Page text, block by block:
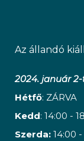
Az állandó
2024. január
Hétfő: ZÁRVA
Kedd: 14:00 -
Szerda: 14:00 -